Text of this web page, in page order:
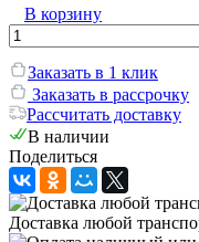
В корзину
Заказать в 1 клик
Заказать в рассрочку
Рассчитать доставку
В наличии
Поделиться
Доставка любой